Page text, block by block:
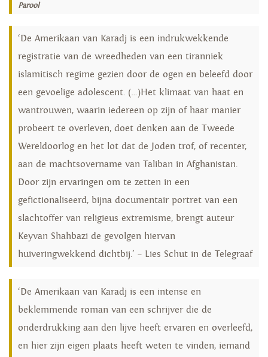
Parool
‘De Amerikaan van Karadj is een indrukwekkende
registratie van de wreedheden van een tiranniek
islamitisch regime gezien door de ogen en beleefd door
een gevoelige adolescent. (…)Het klimaat van haat en
wantrouwen, waarin iedereen op zijn of haar manier
probeert te overleven, doet denken aan de Tweede
Wereldoorlog en het lot dat de Joden trof, of recenter,
aan de machtsovername van Taliban in Afghanistan.
Door zijn ervaringen om te zetten in een
gefictionaliseerd, bijna documentair portret van een
slachtoffer van religieus extremisme, brengt auteur
Keyvan Shahbazi de gevolgen hiervan
huiveringwekkend dichtbij.’ – Lies Schut in de Telegraaf
‘De Amerikaan van Karadj is een intense en
beklemmende roman van een schrijver die de
onderdrukking aan den lijve heeft ervaren en overleefd,
en hier zijn eigen plaats heeft weten te vinden, iemand